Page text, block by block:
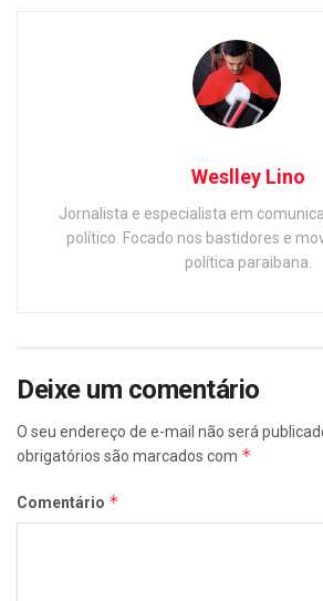
Weslley Lino
Jornalista e especialista em
político. Focado nos bastidores e
política paraibana.
Deixe um comentário
O seu endereço de e-mail não será
obrigatórios são marcados com *
Comentário *